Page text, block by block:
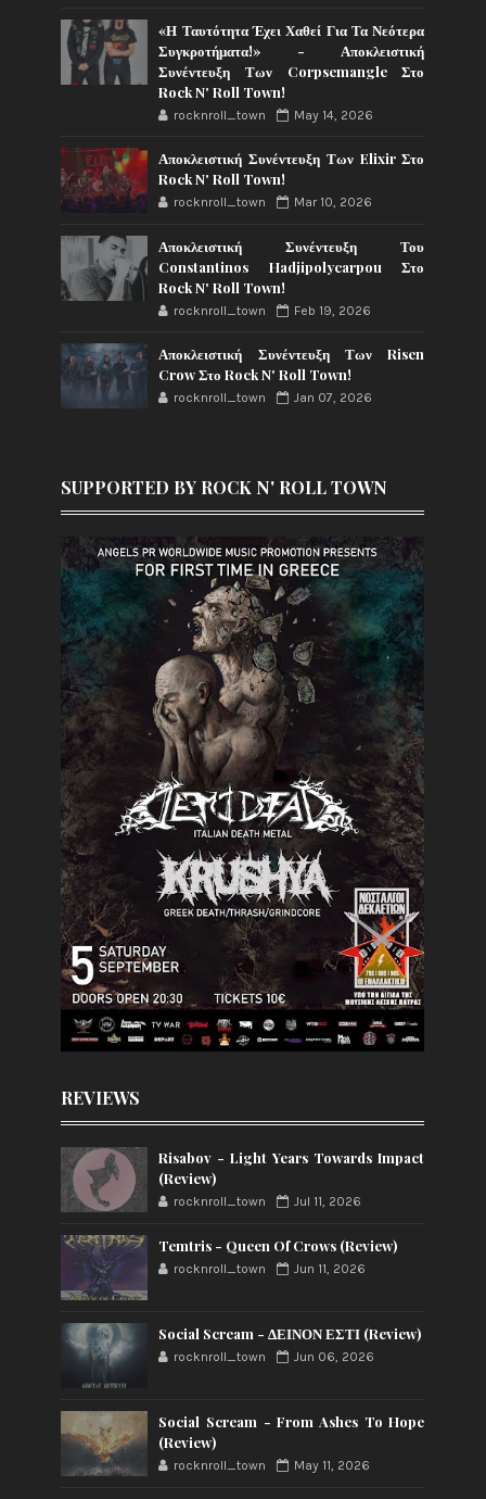
«Η Ταυτότητα Έχει Χαθεί Για Τα Νεότερα
Συγκροτήματα!» - Αποκλειστική
Συνέντευξη Των Corpsemangle Στο
Rock N' Roll Town!
rocknroll_town May 14, 2026
Αποκλειστική Συνέντευξη Των Elixir Στο
Rock N' Roll Town!
rocknroll_town Mar 10, 2026
Αποκλειστική Συνέντευξη Του
Constantinos Hadjipolycarpou Στο
Rock N' Roll Town!
rocknroll_town Feb 19, 2026
Αποκλειστική Συνέντευξη Των Risen
Crow Στο Rock N' Roll Town!
rocknroll_town Jan 07, 2026
SUPPORTED BY ROCK N' ROLL TOWN
REVIEWS
Risabov - Light Years Towards Impact
(Review)
rocknroll_town Jul 11, 2026
Temtris - Queen Of Crows (Review)
rocknroll_town Jun 11, 2026
Social Scream - ΔΕΙΝΟΝ ΕΣΤΙ (Review)
rocknroll_town Jun 06, 2026
Social Scream - From Ashes To Hope
(Review)
rocknroll_town May 11, 2026